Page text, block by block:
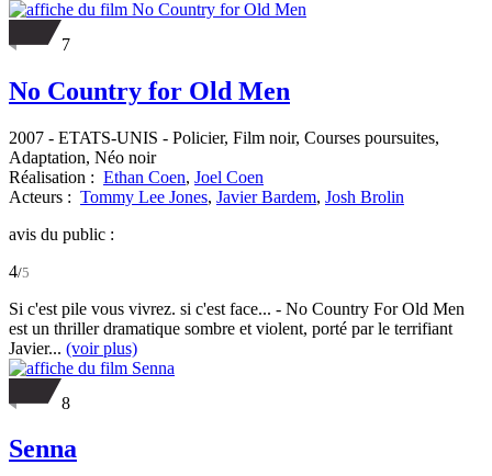
7
No Country for Old Men
2007 - ETATS-UNIS - Policier, Film noir, Courses poursuites,
Adaptation, Néo noir
Réalisation : Ethan Coen, Joel Coen
Acteurs : Tommy Lee Jones, Javier Bardem, Josh Brolin
avis du public :
4/5
Si c'est pile vous vivrez. si c'est face... - No Country For Old Men
est un thriller dramatique sombre et violent, porté par le terrifiant
Javier... (voir plus)
8
Senna